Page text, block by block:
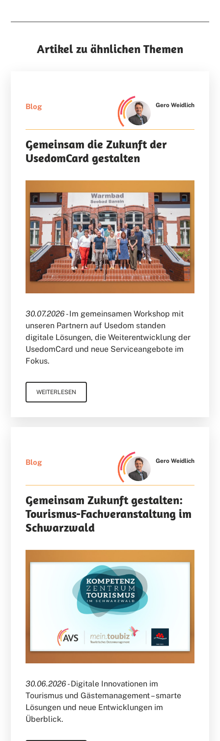
Artikel zu ähnlichen Themen
Blog Gero Weidlich
Gemeinsam die Zukunft der
UsedomCard gestalten
30.07.2026 -Im gemeinsamen Workshop mit
unseren Partnern auf Usedom standen
digitale Lösungen, die Weiterentwicklung der
UsedomCard und neue Serviceangebote im
Fokus.
WEITERLESEN
Blog Gero Weidlich
Gemeinsam Zukunft gestalten:
Tourismus-Fachveranstaltung im
Schwarzwald
30.06.2026 -Digitale Innovationen im
Tourismus und Gästemanagement – smarte
Lösungen und neue Entwicklungen im
Überblick.